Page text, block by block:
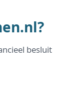
besluit